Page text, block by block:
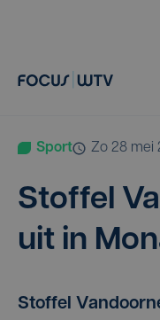
Sport zo 28 mei
Stof­fel
uit in
Stoffel